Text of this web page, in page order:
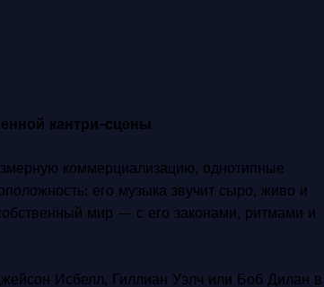
кантри-сцены
коммерциализацию, однотипные
его музыка звучит сыро, живо и
мир — с его законами, ритмами и
Исбелл, Гиллиан Уэлч или Боб Дилан в